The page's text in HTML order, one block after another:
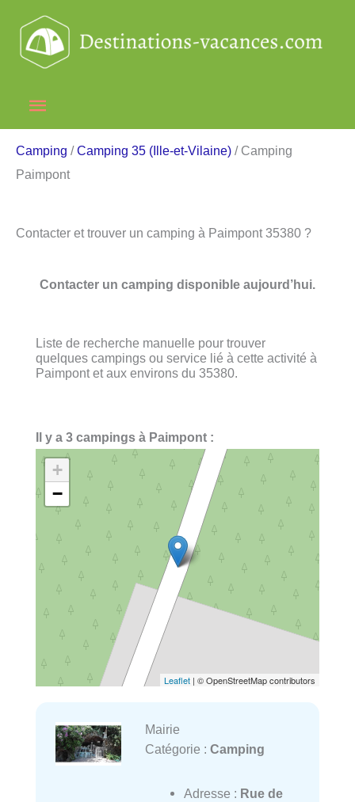
contenu
Menu
principal
Camping /Camping 35 (Ille-et-Vilaine) / Camping
Paimpont
Contacter et trouver un camping à Paimpont 35380 ?
Contacter un camping disponible aujourd’hui.
Liste de recherche manuelle pour trouver
quelques campings ou service lié à cette activité à
Paimpont et aux environs du 35380.
Il y a 3 campings à Paimpont :
+
−
Leaflet | © OpenStreetMap contributors
Mairie
Catégorie : Camping
Adresse : Rue de